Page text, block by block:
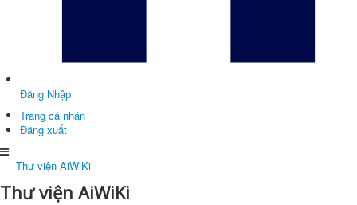
Đăng Nhập
Trang cá nhân
Đăng xuất
Thư viện AiWiKi
Thư viện AiWiKi